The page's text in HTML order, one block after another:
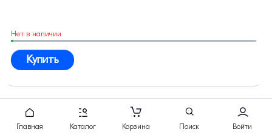
Нет в наличии
Купить
Главная Каталог Корзина Поиск Войти